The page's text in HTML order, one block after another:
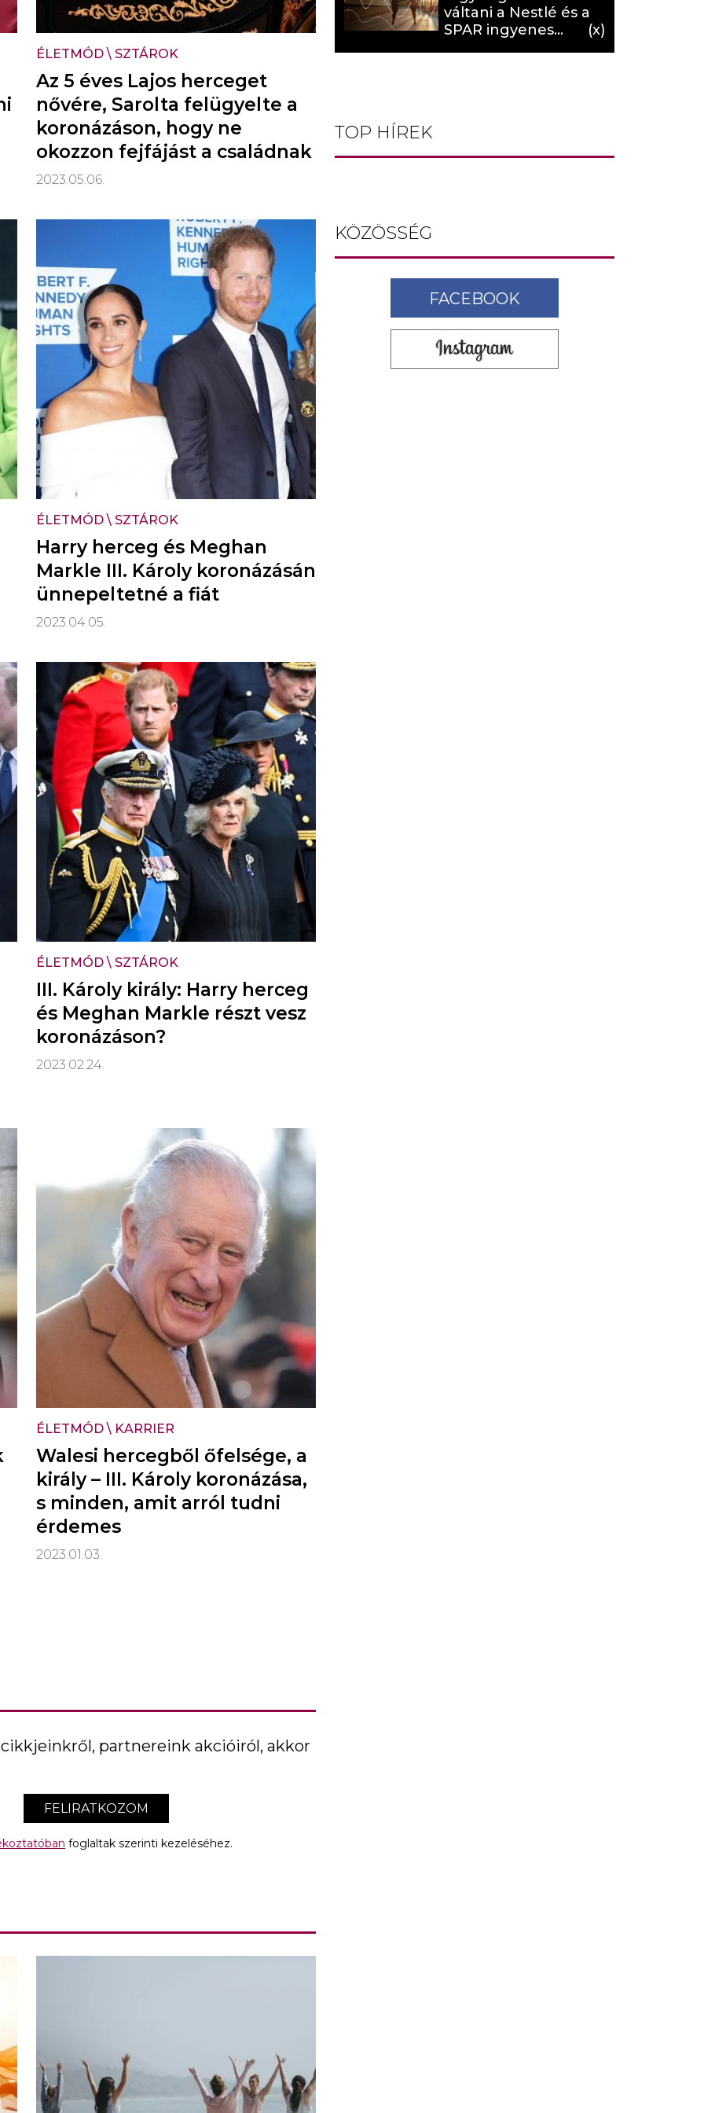
ÉLETMÓD\ SZTÁROK
Az 5 éves Lajos herceget
nővére, Sarolta felügyelte a
koronázáson, hogy ne
okozzon fejfájást a családnak
2023.05.06.
ÉLETMÓD\ SZTÁROK
Harry herceg és Meghan
Markle III. Károly koronázásán
ünnepeltetné a fiát
2023.04.05.
ÉLETMÓD\ SZTÁROK
III. Károly király: Harry herceg
és Meghan Markle részt vesz
koronázáson?
2023.02.24.
ÉLETMÓD\ KARRIER
Walesi hercegből őfelsége, a
király – III. Károly koronázása,
s minden, amit arról tudni
érdemes
2023.01.03.
partnereink akcióiról, akkor
FELIRATKOZOM
foglaltak szerinti kezeléséhez.
váltani a Nestlé és a
SPAR ingyenes
TOP HÍREK
KÖZÖSSÉG
FACEBOOK